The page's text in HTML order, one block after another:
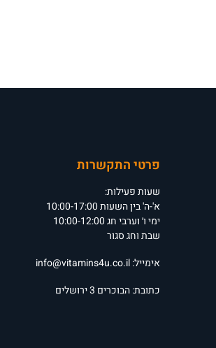
פרטי התקשרות
שעות פעילות:
א'-ה' בין השעות 10:00-17:00
ימי ו׳ וערבי חג 10:00-12:00
שבת וחג סגור
אימייל:info@vitamins4u.co.il
כתובת: הבוכרים 3 ירושלים